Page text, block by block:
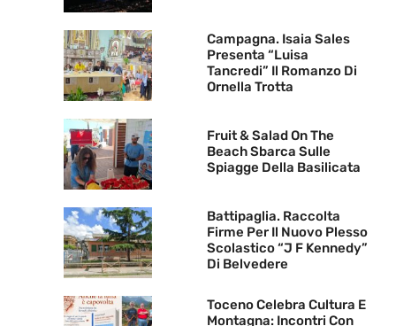
Campagna. Isaia Sales
Presenta “Luisa
Tancredi” Il Romanzo Di
Ornella Trotta
Fruit & Salad On The
Beach Sbarca Sulle
Spiagge Della Basilicata
Battipaglia. Raccolta
Firme Per Il Nuovo Plesso
Scolastico “J F Kennedy”
Di Belvedere
Toceno Celebra Cultura E
Montagna: Incontri Con